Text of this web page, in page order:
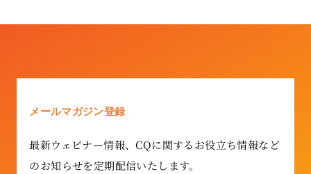
メールマガジン登録
最新ウェビナー情報、CQに関するお役立ち情報など
のお知らせを定期配信いたします。